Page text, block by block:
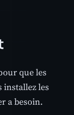
que les
installez les
a besoin.